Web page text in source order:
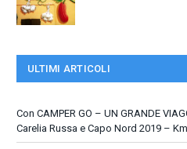
ULTIMI ARTICOLI
Con CAMPER GO – UN GRANDE
Carelia Russa e Capo Nord 2019 –